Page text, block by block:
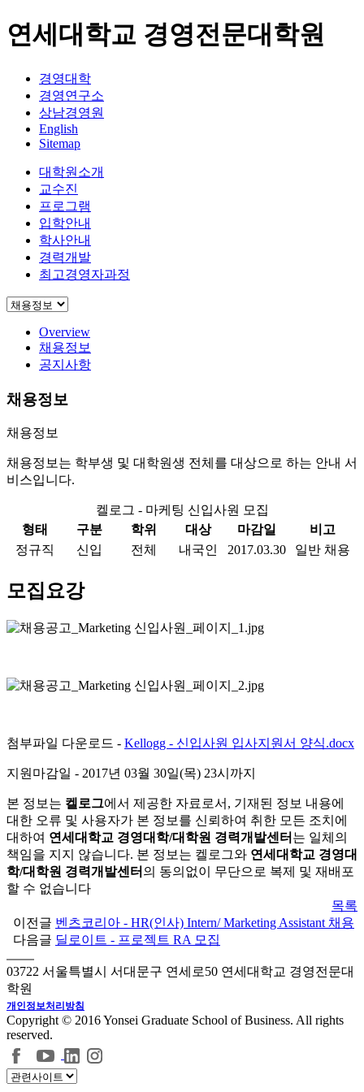
연세대학교 경영전문대학원
경영대학
경영연구소
상남경영원
English
Sitemap
대학원소개
교수진
프로그램
입학안내
학사안내
경력개발
최고경영자과정
Overview
채용정보
공지사항
채용정보
채용정보
채용정보는 학부생 및 대학원생 전체를 대상으로 하는 안내 서
비스입니다.
켈로그 - 마케팅 신입사원 모집
형태
구분 학위 대상 마감일
비고
정규직
신입 전체 내국인 2017.03.30 일반 채용
모집요강
첨부파일 다운로드 - Kellogg - 신입사원 입사지원서 양식.docx
지원마감일 - 2017년 03월 30일(목) 23시까지
본 정보는 켈로그에서 제공한 자료로서, 기재된 정보 내용에
대한 오류 및 사용자가 본 정보를 신뢰하여 취한 모든 조치에
대하여 연세대학교 경영대학/대학원 경력개발센터 는 일체의
책임을 지지 않습니다. 본 정보는 켈로그와 연세대학교 경영대
학/대학원 경력개발센터 의 동의없이 무단으로 복제 및 재배포
할 수 없습니다
목록
이전글 벤츠코리아 - HR(인사) Intern/ Marketing Assistant 채용
다음글 딜로이트 - 프로젝트 RA 모집
03722 서울특별시 서대문구 연세로50 연세대학교 경영전문대
학원
개인정보처리방침
Copyright © 2016 Yonsei Graduate School of Business. All rights
reserved.